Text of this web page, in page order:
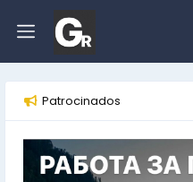
Patrocinados